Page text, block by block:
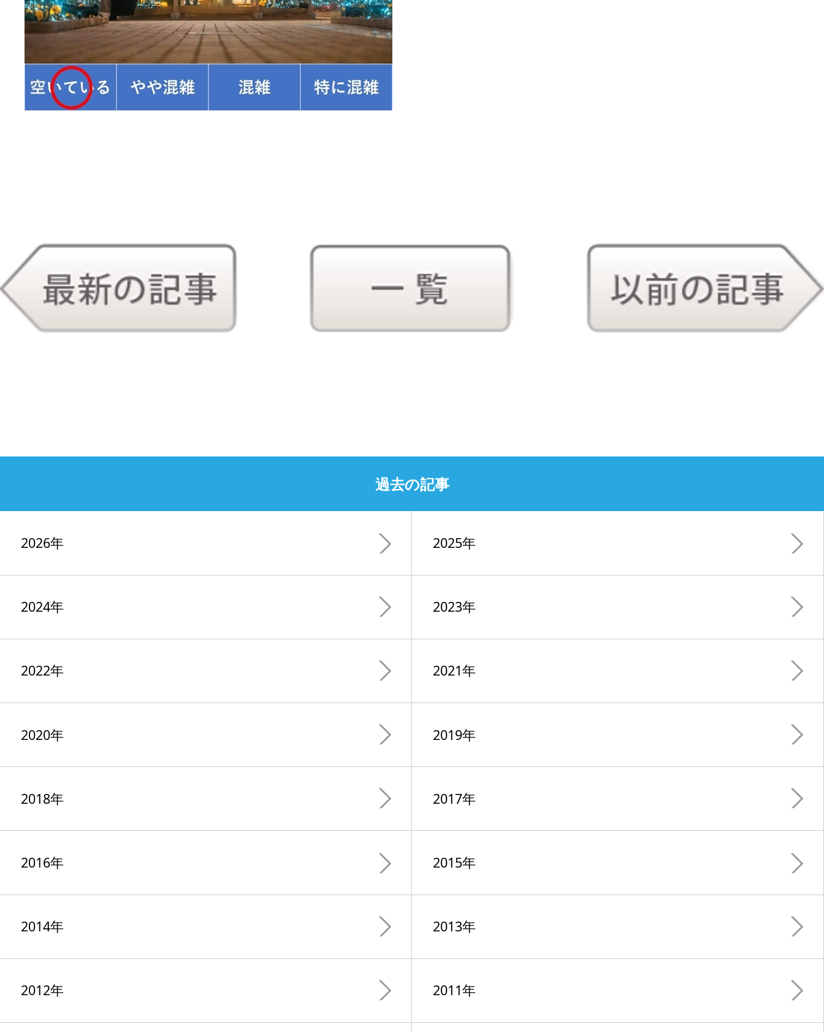
過去の記事
2026年 2025年
2024年 2023年
2022年 2021年
2020年 2019年
2018年 2017年
2016年 2015年
2014年 2013年
2012年 2011年